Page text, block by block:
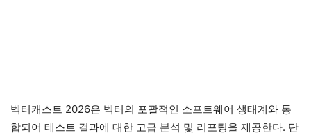
벡터캐스트 2026은 벡터의 포괄적인 소프트웨어 생태계와 통
합되어 테스트 결과에 대한 고급 분석 및 리포팅을 제공한다. 단